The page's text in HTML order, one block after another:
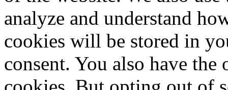
analyze and understand
cookies will be stored in
consent. You also have